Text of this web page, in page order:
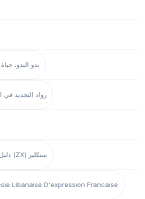
بدو البدو،
رواد التجديد في الإسلام :
دليل برمجة حاسب سبكتروم (ZX) سنكلير
Libanaise D'expression Francaise